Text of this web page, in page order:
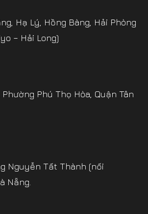
Hạ Lý, Hồng Bàng, Hải Phòng
– Hải Long)
Phú Thọ Hòa, Quận Tân
Nguyễn Tất Thành (nối
Nẵng.